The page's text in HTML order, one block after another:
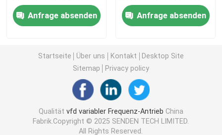
VFD-Frequenzumrichter
Variabler Frequenzantrieb für Kran
Ladestation für Elektrofahrzeuge mit erneuerbarer
Solaroptimierer
Process Control
Anfrage absenden
Demanding
Applications
Anfrage absenden
Startseite Über uns Kontakt
Desktop Site
Sitemap
Privacy policy
Qualität vfd variabler Frequenz-Antrieb China
Fabrik.Copyright © 2025 SENDEN TECH LIMITED.
All Rights Reserved.